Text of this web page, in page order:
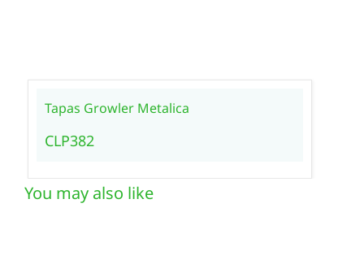
Tapas Growler Metalica
CLP382
You may also like